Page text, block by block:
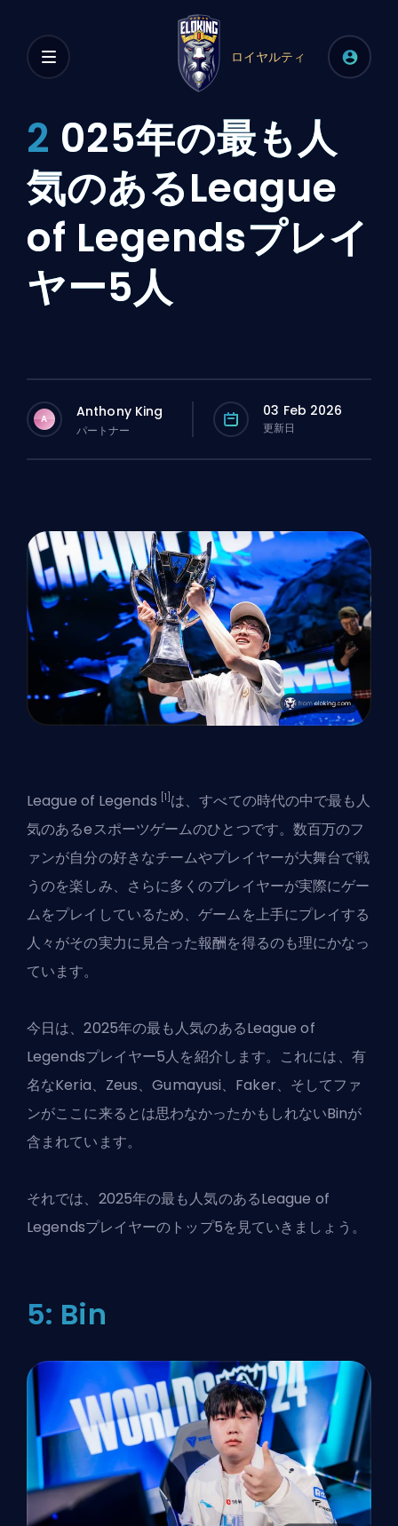
ロイヤルティ
2 025年の最も人
気のあるLeague
of Legendsプレイ
ヤー5人
A Anthony King
パートナー
03 Feb 2026
更新日
League of Legends [1] は、すべての時代の中で最も人
気のあるeスポーツゲームのひとつです。数百万のフ
ァンが自分の好きなチームやプレイヤーが大舞台で戦
うのを楽しみ、さらに多くのプレイヤーが実際にゲー
ムをプレイしているため、ゲームを上手にプレイする
人々がその実力に見合った報酬を得るのも理にかなっ
ています。
今日は、2025年の最も人気のあるLeague of
Legendsプレイヤー5人を紹介します。これには、有
名なKeria、Zeus、Gumayusi、Faker、そしてファ
ンがここに来るとは思わなかったかもしれないBinが
含まれています。
それでは、2025年の最も人気のあるLeague of
Legendsプレイヤーのトップ5を見ていきましょう。
5: Bin